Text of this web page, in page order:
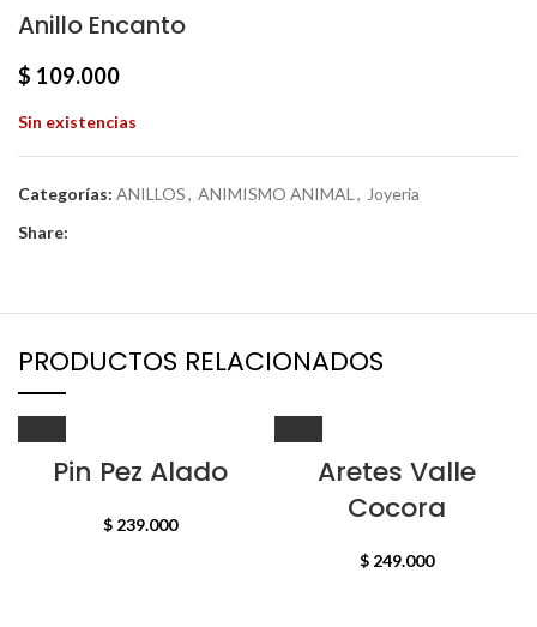
Anillo Encanto
$ 109.000
Sin existencias
Categorías: ANILLOS, ANIMISMO ANIMAL , Joyeria
Share:
PRODUCTOS RELACIONADOS
Pin Pez Alado
$ 239.000
Aretes Valle
Cocora
$ 249.000